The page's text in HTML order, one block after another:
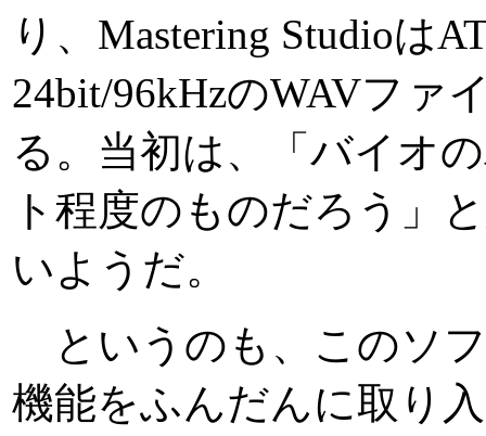
り、Mastering Studioは
24bit/96kHzのWAVファ
る。当初は、「バイオ
ト程度のものだろう」
いようだ。
というのも、このソ
機能をふんだんに取り